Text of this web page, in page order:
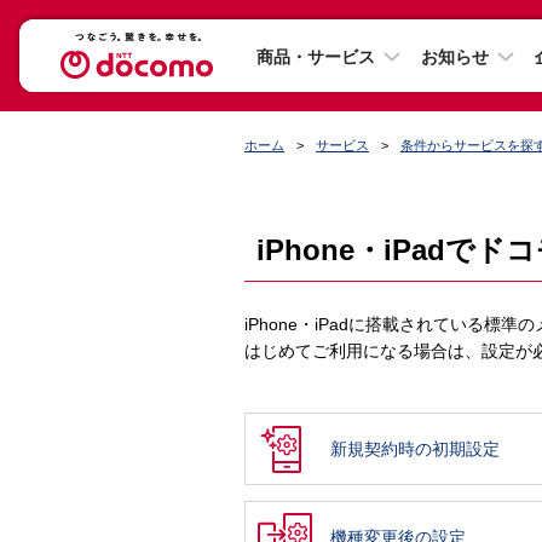
商品・サービス お知らせ
ホーム サービス 条件からサービスを探
iPhone・iPadでド
iPhone・iPadに搭載されている標準
はじめてご利用になる場合は、設定が
新規契約時の初期設定
機種変更後の設定